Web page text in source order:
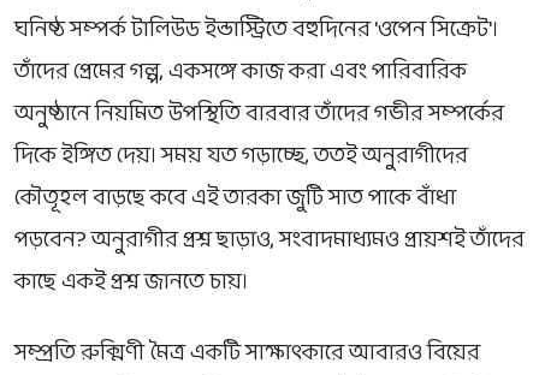
ঘনিষ্ঠ সম্পর্ক টালিউড ইন্ডাস্ট্রিতে বহুদিনের 'ওপেন সিক্রেট'।
তাঁদের প্রেমের গল্প, একসঙ্গে কাজ করা এবং পারিবারিক
অনুষ্ঠানে নিয়মিত উপস্থিতি বারবার তাঁদের গভীর সম্পর্কের
দিকে ইঙ্গিত দেয়। সময় যত গড়াচ্ছে, ততই অনুরাগীদের
কৌতূহল বাড়ছে কবে এই তারকা জুটি সাত পাকে বাঁধা
পড়বেন? অনুরাগীর প্রশ্ন ছাড়াও, সংবাদমাধ্যমও প্রায়শই তাঁদের
কাছে একই প্রশ্ন জানতে চায়।
সম্প্রতি রুক্মিণী মৈত্র একটি সাক্ষাৎকারে আবারও বিয়ের